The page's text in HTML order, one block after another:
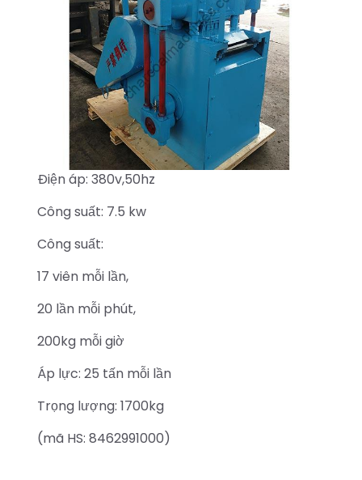
Điện áp: 380v,50hz
Công suất: 7.5 kw
Công suất:
17 viên mỗi lần,
20 lần mỗi phút,
200kg mỗi giờ
Áp lực: 25 tấn mỗi lần
Trọng lượng: 1700kg
(mã HS: 8462991000)